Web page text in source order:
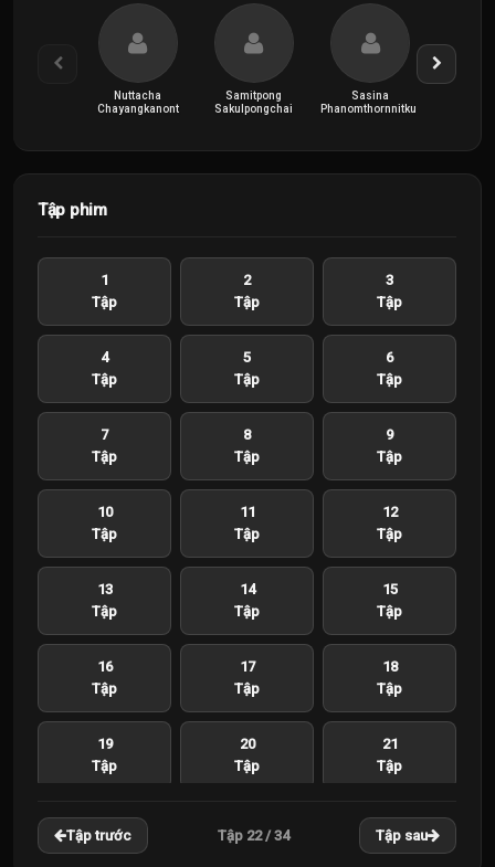
Nuttacha
Chayangkanont
Samitpong
Sakulpongchai
Sasina
Phanomthornnitkul
Tập phim
1
Tập
2
Tập
3
Tập
4
Tập
5
Tập
6
Tập
7
Tập
8
Tập
9
Tập
10
Tập
11
Tập
12
Tập
13
Tập
14
Tập
15
Tập
16
Tập
17
Tập
18
Tập
19
Tập
20
Tập
21
Tập
22
Tập
Tập
24
Tập
Tập trước Tập 22 / 34 Tập sau